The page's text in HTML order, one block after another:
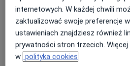
28/10/2025
internetowych. W każdej chwili
zaktualizować swoje preferencje
ustawieniach znajdziesz również
prywatności stron trzecich.
w polityka cookies